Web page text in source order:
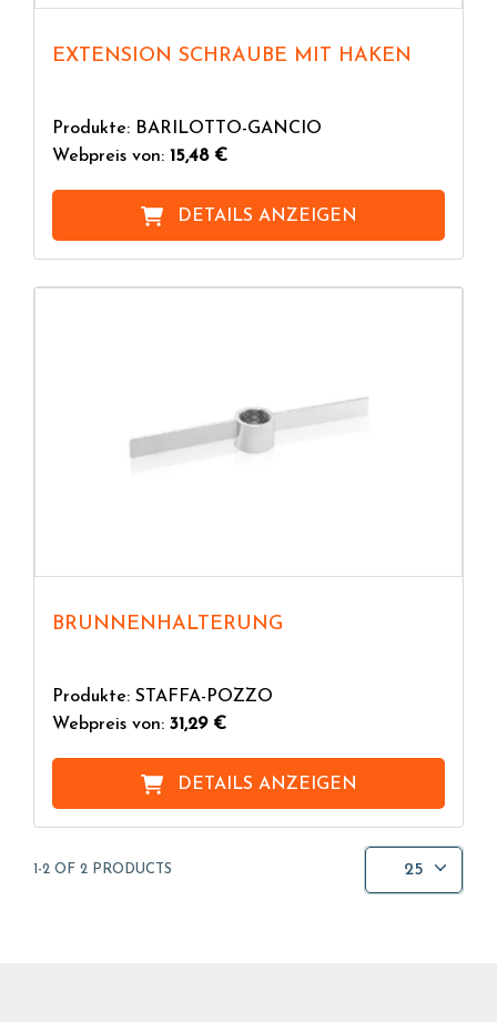
EXTENSION SCHRAUBE MIT HAKEN
Produkte: BARILOTTO-GANCIO
Webpreis von: 15,48 €
DETAILS ANZEIGEN
BRUNNENHALTERUNG
Produkte: STAFFA-POZZO
Webpreis von: 31,29 €
DETAILS ANZEIGEN
1-2 OF 2 PRODUCTS 25